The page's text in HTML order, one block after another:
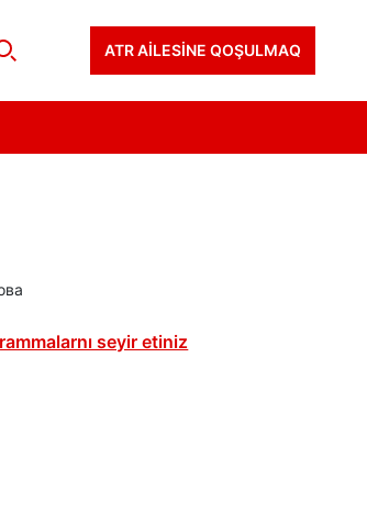
ATR AİLESİNE QOŞULMAQ
seyir etiniz